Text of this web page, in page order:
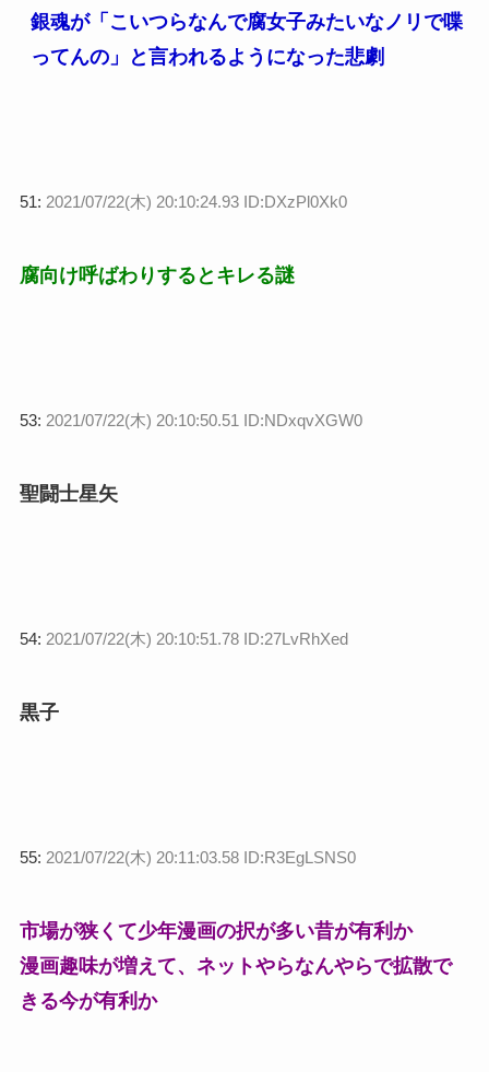
銀魂が「こいつらなんで腐女子みたいなノリで喋
ってんの」と言われるようになった悲劇
51: 2021/07/22(木) 20:10:24.93 ID:DXzPl0Xk0
腐向け呼ばわりするとキレる謎
53: 2021/07/22(木) 20:10:50.51 ID:NDxqvXGW0
聖闘士星矢
54: 2021/07/22(木) 20:10:51.78 ID:27LvRhXed
黒子
55: 2021/07/22(木) 20:11:03.58 ID:R3EgLSNS0
市場が狭くて少年漫画の択が多い昔が有利か
漫画趣味が増えて、ネットやらなんやらで拡散で
きる今が有利か